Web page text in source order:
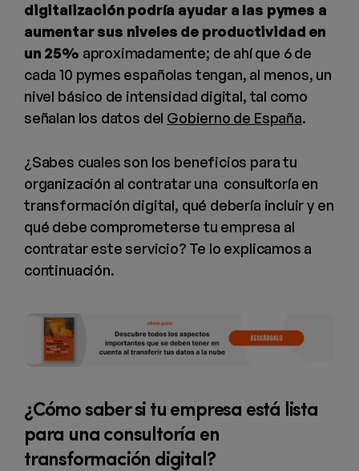
digitalización podría ayudar a las pymes a
aumentar sus niveles de productividad en
un 25% aproximadamente; de ahí que 6 de
cada 10 pymes españolas tengan, al menos, un
nivel básico de intensidad digital, tal como
señalan los datos del Gobierno de España.
¿Sabes cuales son los beneficios para tu
organización al contratar una consultoría en
transformación digital, qué debería incluir y en
qué debe comprometerse tu empresa al
contratar este servicio? Te lo explicamos a
continuación.
¿Cómo saber si tu empresa está lista
para una consultoría en
transformación digital?